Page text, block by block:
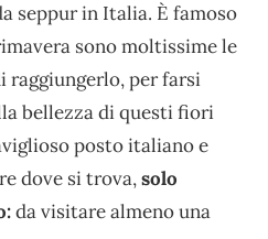
seppur in Italia. È famoso
sono moltissime le
raggiungerlo, per farsi
bellezza di questi fiori
posto italiano e
dove si trova,solo
da visitare almeno una